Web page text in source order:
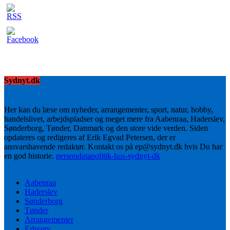
Sydnyt.dk
Her kan du læse om nyheder, arrangementer, sport, natur, hobby,
handelslivet, arbejdspladser og meget mere fra Aabenraa, Haderslev,
Sønderborg, Tønder, Danmark og den store vide verden. Siden
opdateres og redigeres af Erik Egvad Petersen, der er
ansvarshavende redaktør. Kontakt os på ep@sydnyt.dk hvis Du har
en god historie. persondatapolitik-hos-sydnyt-dk
Aabenraa
Haderslev
Sønderborg
Tønder
Arrangementer